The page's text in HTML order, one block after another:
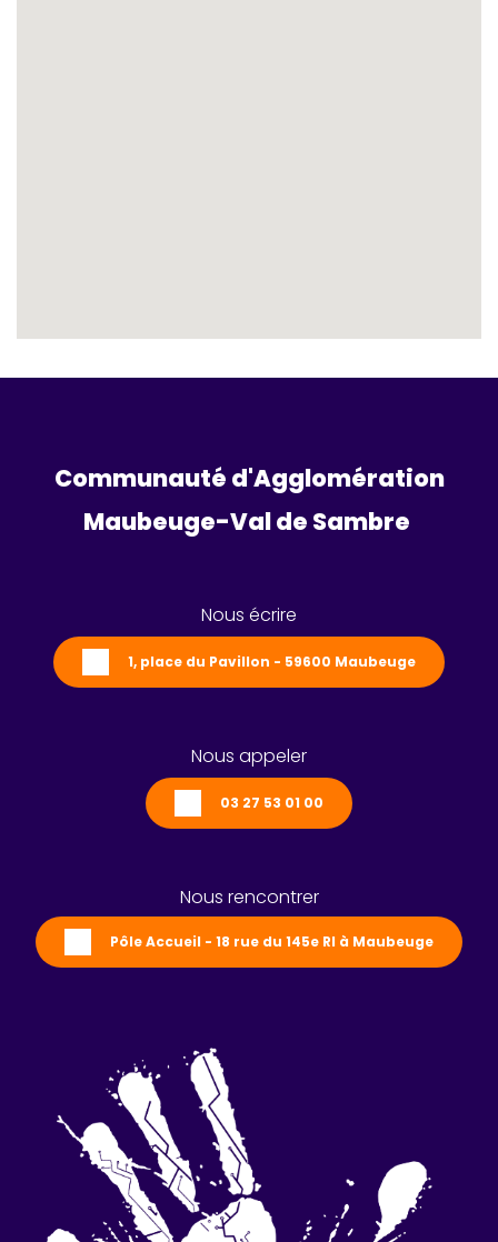
Communauté d'Agglomération
Maubeuge-Val de Sambre
Nous écrire
1, place du Pavillon - 59600 Maubeuge
Nous appeler
03 27 53 01 00
Nous rencontrer
Pôle Accueil - 18 rue du 145e RI à Maubeuge